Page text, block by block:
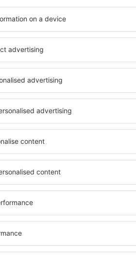
Village, 08 August 2026, 2 Nächte
Hotels ansehen in West End Village
hohem
aus, die
den
die
befinden
als
Wählen
heute auf
West End
Umfassender
wichtigsten
muss. Die besten
Hotelgästen einen
Standard bieten
wichtigsten
können die
Apartment
Hotel mit hohem
Attraktionen für
Village sind eine
Personen, die